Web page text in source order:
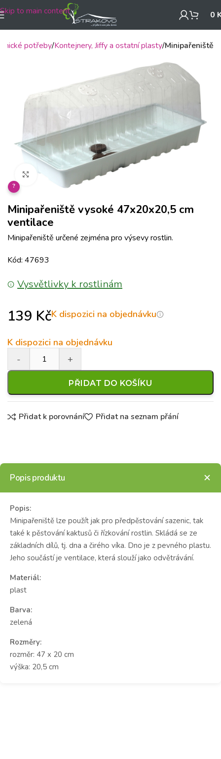
Skip to main content 0
potřeby Kontejnery, Jiffy a ostatní plasty Minipařeniště
Klikněte pro zvětšení
?
Minipařeniště vysoké 47x20x20,5 cm
ventilace
Minipařeniště určené zejména pro výsevy rostlin.
Kód: 47693
Vysvětlivky k rostlinám
139 KčK dispozici na objednávku
K dispozici na objednávku
PŘIDAT DO KOŠÍKU
Přidat k porovnání Přidat na seznam přání
Popis produktu
Popis:
Minipařeniště lze použít jak pro předpěstování sazenic, tak
také k pěstování kaktusů či řízkování rostlin. Skládá se ze
základních dílů, tj. dna a čirého víka. Dno je z pevného plastu.
Jeho součástí je ventilace, která slouží jako odvětrávání.
Materiál:
plast
Barva:
zelená
Rozměry:
rozměr: 47 x 20 cm
výška: 20,5 cm